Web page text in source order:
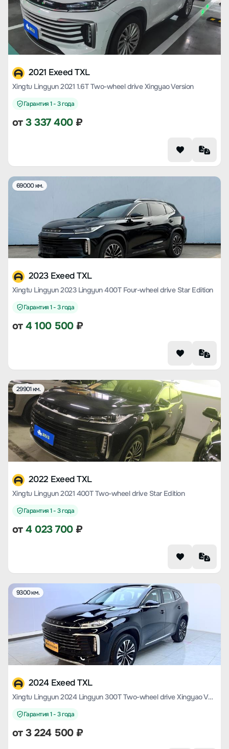
2021 Exeed TXL
Xingtu Lingyun 2021 1.6T Two-wheel drive Xingyao Version
Гарантия 1 - 3 года
от3 337 400₽
69000 км.
2023 Exeed TXL
Xingtu Lingyun 2023 Lingyun 400T Four-wheel drive Star Edition
Гарантия 1 - 3 года
от4 100 500₽
29901 км.
2022 Exeed TXL
Xingtu Lingyun 2021 400T Two-wheel drive Star Edition
Гарантия 1 - 3 года
от4 023 700₽
9300 км.
2024 Exeed TXL
Xingtu Lingyun 2024 Lingyun 300T Two-wheel drive Xingyao Version
Гарантия 1 - 3 года
от3 224 500₽